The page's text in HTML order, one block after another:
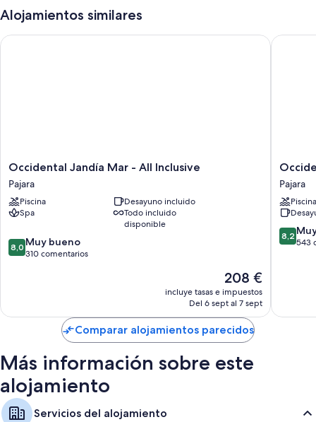
Alojamientos similares
Occidental
Jandía
Mar
-
All
Pajara
Occidental Jandía Mar - All Inclusive
Pajara
Piscina
Desayuno incluido
Spa
Todo incluido
disponible
8.0
sobre
8,0 Muy bueno
310 comentarios
El
precio
actual
de
208 €
208 €
incluye tasas e impuestos
Del 6 sept al 7 sept
Occidental Jandía Mar - All Inclusive
Jandía
Playa
Pajara
Pajara
Piscina
8.2
sobre
8,2
543
Comparar alojamientos parecidos
Más información sobre este
alojamiento
Servicios del alojamiento